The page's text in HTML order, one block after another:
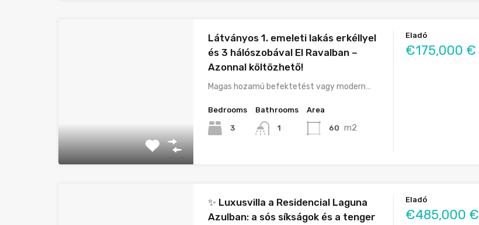
Látványos 1. emeleti lakás erkéllyel
és 3 hálószobával El Ravalban –
Azonnal költözhető!
Magas hozamú befektetést vagy modern…
Bedrooms
3
Bathrooms
1
Area
60 m2
Eladó
€175,000 €
✨ Luxusvilla a Residencial Laguna
Azulban: a sós síkságok és a tenger
Eladó
€485,000 €